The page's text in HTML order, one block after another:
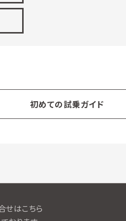
初めての試乗ガイド
せはこちら